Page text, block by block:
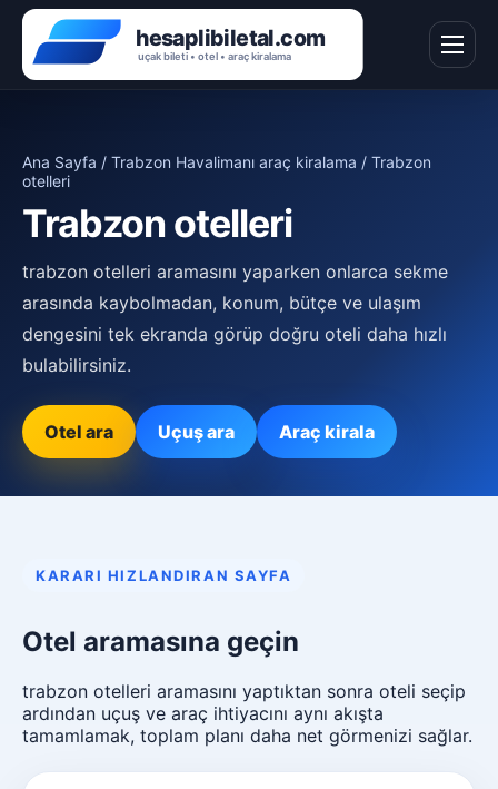
Ana Sayfa / Trabzon Havalimanı araç kiralama / Trabzon
otelleri
Trabzon otelleri
trabzon otelleri aramasını yaparken onlarca sekme
arasında kaybolmadan, konum, bütçe ve ulaşım
dengesini tek ekranda görüp doğru oteli daha hızlı
bulabilirsiniz.
Otel ara Uçuş ara Araç kirala
KARARI HIZLANDIRAN SAYFA
Otel aramasına geçin
trabzon otelleri aramasını yaptıktan sonra oteli seçip
ardından uçuş ve araç ihtiyacını aynı akışta
tamamlamak, toplam planı daha net görmenizi sağlar.